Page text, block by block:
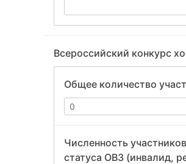
Всероссийский конкурс
Общее количество
Численность
статуса ОВЗ (инвалид,